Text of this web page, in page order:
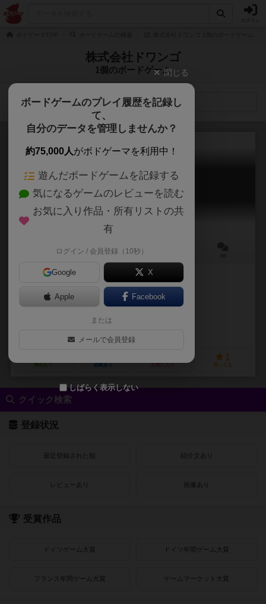
株式会社ドワンゴ
1個のボードゲーム
検索メニュー
ニコニコしょうぎ
niconico shougi
作品説明文の編集者を募集中
未登録
興味あり 経験あり
1
持ってる
クイック検索
登録状況
最近登録された順 紹介文あり
レビューあり 画像あり
受賞作品
ドイツゲーム大賞 ドイツ年間ゲーム大賞
フランス年間ゲーム大賞 ゲームマーケット大賞
閉じる
ボードゲームのプレイ履歴を記録し
て、
自分のデータを管理しませんか？
約75,000人がボドゲーマを利用中！
遊んだボードゲームを記録する
気になるゲームのレビューを読む
お気に入り作品・所有リストの共
有
ログイン / 会員登録（10秒）
Google X
Apple Facebook
または
メールで会員登録
しばらく表示しない